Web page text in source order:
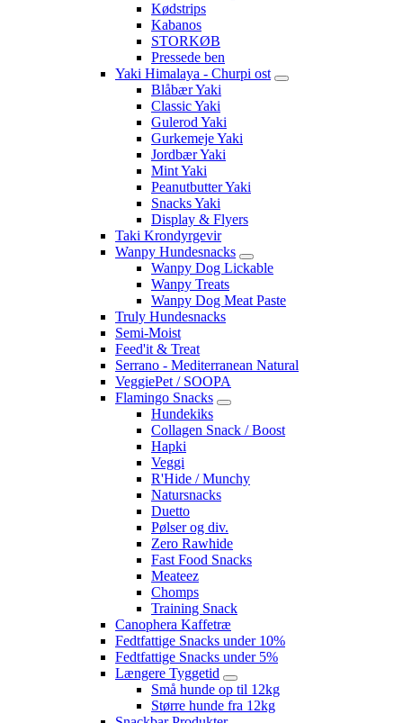
Kødstrips
Kabanos
STORKØB
Pressede ben
Yaki Himalaya - Churpi ost
Blåbær Yaki
Classic Yaki
Gulerod Yaki
Gurkemeje Yaki
Jordbær Yaki
Mint Yaki
Peanutbutter Yaki
Snacks Yaki
Display & Flyers
Taki Krondyrgevir
Wanpy Hundesnacks
Wanpy Dog Lickable
Wanpy Treats
Wanpy Dog Meat Paste
Truly Hundesnacks
Semi-Moist
Feed'it & Treat
Serrano - Mediterranean Natural
VeggiePet / SOOPA
Flamingo Snacks
Hundekiks
Collagen Snack / Boost
Hapki
Veggi
R'Hide / Munchy
Natursnacks
Duetto
Pølser og div.
Zero Rawhide
Fast Food Snacks
Meateez
Chomps
Training Snack
Canophera Kaffetræ
Fedtfattige Snacks under 10%
Fedtfattige Snacks under 5%
Længere Tyggetid
Små hunde op til 12kg
Større hunde fra 12kg